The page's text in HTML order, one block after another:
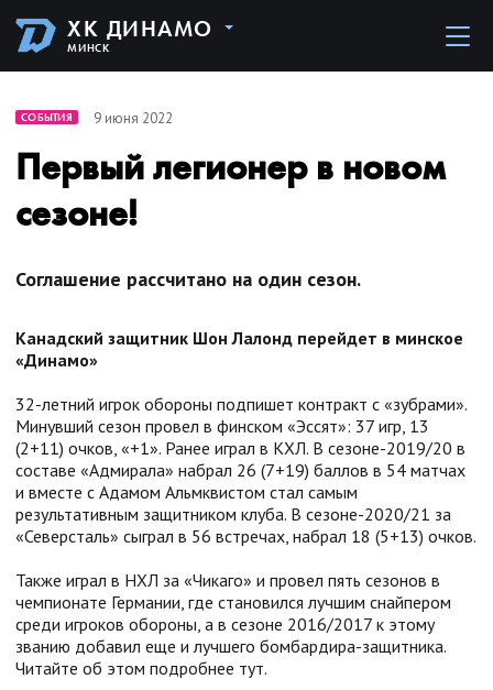
ХК ДИНАМО
МИНСК
СОБЫТИЯ 9 июня 2022
Первый легионер в новом
сезоне!
Соглашение рассчитано на один сезон.
Канадский защитник Шон Лалонд перейдет в минское
«Динамо»
32-летний игрок обороны подпишет контракт с «зубрами».
Минувший сезон провел в финском «Эссят»: 37 игр, 13
(2+11) очков, «+1». Ранее играл в КХЛ. В сезоне-2019/20 в
составе «Адмирала» набрал 26 (7+19) баллов в 54 матчах
и вместе с Адамом Альмквистом стал самым
результативным защитником клуба. В сезоне-2020/21 за
«Северсталь» сыграл в 56 встречах, набрал 18 (5+13) очков.
Также играл в НХЛ за «Чикаго» и провел пять сезонов в
чемпионате Германии, где становился лучшим снайпером
среди игроков обороны, а в сезоне 2016/2017 к этому
званию добавил еще и лучшего бомбардира-защитника.
Читайте об этом подробнее тут.